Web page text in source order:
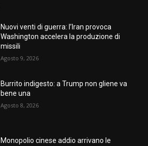
Nuovi venti di guerra: l’Iran provoca
Washington accelera la produzione di
missili
Agosto 9, 2026
Burrito indigesto: a Trump non gliene va
bene una
Agosto 8, 2026
Monopolio cinese addio arrivano le